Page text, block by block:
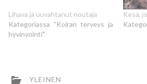
Lihava ja uuvahtanut noutaja
Kategoriassa "Koiran terveys ja
hyvinvointi"
Kesä,
YLEINEN